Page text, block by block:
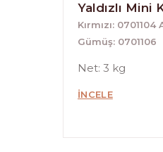
Yaldızlı Mini
Kırmızı: 0701104
Gümüş: 0701106
Net: 3 kg
İNCELE